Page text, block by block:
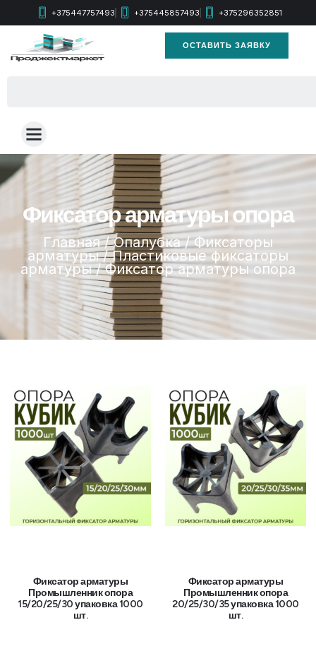
+375447757493 +375445857493 +375296352851
ОСТАВИТЬ ЗАЯВКУ
Фиксатор арматуры опора
Главная/Опалубка/Фиксаторы
арматуры/Пластиковые фиксаторы
арматуры/ Фиксатор арматуры опора
Фиксатор арматуры
Промышленник опора
15/20/25/30 упаковка 1000
шт.
Фиксатор арматуры
Промышленник опора
20/25/30/35 упаковка 1000
шт.